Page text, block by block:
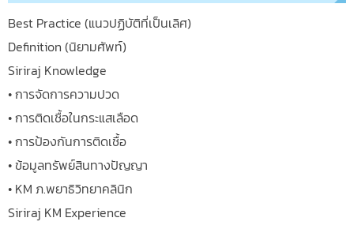
Best Practice (แนวปฏิบัติที่เป็นเลิศ)
Definition (นิยามศัพท์)
Siriraj Knowledge
• การจัดการความปวด
• การติดเชื้อในกระแสเลือด
• การป้องกันการติดเชื้อ
• ข้อมูลทรัพย์สินทางปัญญา
• KM ภ.พยาธิวิทยาคลินิก
Siriraj KM Experience